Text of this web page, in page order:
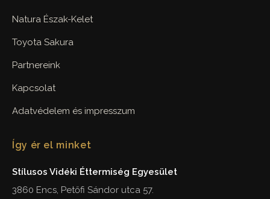
Natura Észak-Kelet
Toyota Sakura
Partnereink
Kapcsolat
Adatvédelem és impresszum
Így ér el minket
Stílusos Vidéki Éttermiség Egyesület
3860 Encs, Petőfi Sándor utca 57.